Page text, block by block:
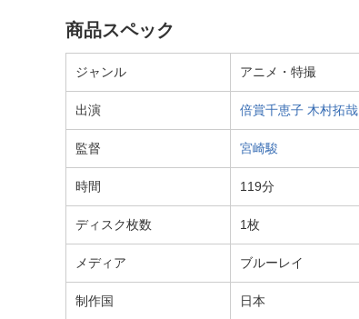
商品スペック
ジャンル アニメ・特撮
出演 倍賞千恵子 木村拓哉
監督 宮崎駿
時間 119分
ディスク枚数 1枚
メディア ブルーレイ
制作国 日本